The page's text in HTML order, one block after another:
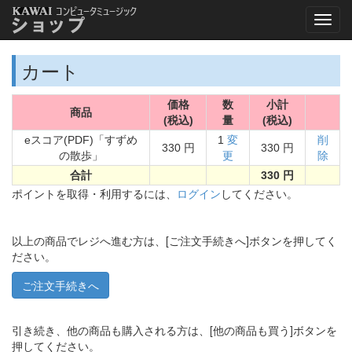
カート
商品
価格
(税込)
数
量
小計
(税込)
eスコア(PDF)「すずめ
の散歩」
330 円
1 変
更
330 円
削
除
合計
330 円
ポイントを取得・利用するには、 ログイン してください。
以上の商品でレジへ進む方は、[ご注文手続きへ]ボタンを押してく
ださい。
引き続き、他の商品も購入される方は、[他の商品も買う]ボタンを
押してください。